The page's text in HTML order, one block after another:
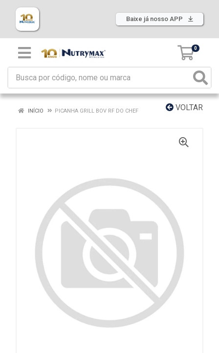
Baixe já nosso APP
0
VOLTAR
INÍCIO PICANHA GRILL BOV RF DO CHEF